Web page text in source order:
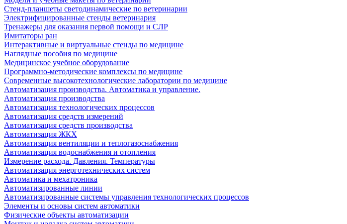
Стенд-планшеты светодинамические по ветеринарии
Электрифицированные стенды ветеринария
Тренажеры для оказания первой помощи и СЛР
Имитаторы ран
Интерактивные и виртуальные стенды по медицине
Наглядные пособия по медицине
Медицинское учебное оборудование
Программно-методические комплексы по медицине
Современные высокотехнологические лаборатории по медицине
Автоматизация производства. Автоматика и управление.
Автоматизация производства
Автоматизация технологических процессов
Автоматизация средств измерений
Автоматизация средств производства
Автоматизация ЖКХ
Автоматизация вентиляции и теплогазоснабжения
Автоматизация водоснабжения и отопления
Измерение расхода. Давления. Температуры
Автоматизация энерготехнических систем
Автоматика и мехатроника
Автоматизированные линии
Автоматизированные системы управления технологических процессов
Элементы и основы систем автоматики
Физические объекты автоматизации